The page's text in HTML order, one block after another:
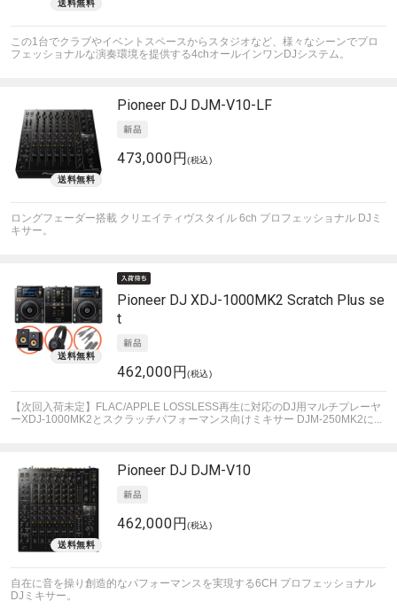
この1台でクラブやイベントスペースからスタジオなど、様々なシーンでプロ
フェッショナルな演奏環境を提供する4chオールインワンDJシステム。
Pioneer DJ DJM-V10-LF
473,000円(税込)
ロングフェーダー搭載 クリエイティヴスタイル 6ch プロフェッショナル DJミ
キサー。
Pioneer DJ XDJ-1000MK2 Scratch Plus se
t
462,000円(税込)
【次回入荷未定】FLAC/APPLE LOSSLESS再生に対応のDJ用マルチプレーヤ
ーXDJ-1000MK2とスクラッチパフォーマンス向けミキサー DJM-250MK2に...
Pioneer DJ DJM-V10
462,000円(税込)
自在に音を操り創造的なパフォーマンスを実現する6CH プロフェッショナル
DJミキサー。